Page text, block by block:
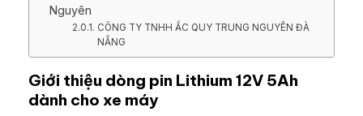
Nguyên
CÔNG TY TNHH ẮC QUY TRUNG NGUYÊN ĐÀ
NẴNG
Giới thiệu dòng pin Lithium 12V 5Ah
dành cho xe máy